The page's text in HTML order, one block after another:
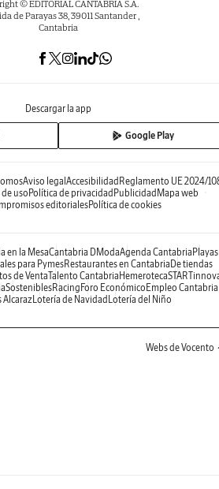
© EDITORIAL CANTABRIA S.A.
de Parayas 38, 39011 Santander ,
Cantabria
Descargar la app
Google Play
Aviso legalAccesibilidadReglamento UE 2024/
usoPolítica de privacidadPublicidadMapa web
editorialesPolítica de cookies
en la MesaCantabria DModaAgenda CantabriaPlayas
para PymesRestaurantes en CantabriaDe tiendas
de VentaTalento CantabriaHemeroteca
SosteniblesRacingForo EconómicoEmpleo Cantabria
AlcarazLotería de NavidadLotería del Niño
Webs de Vocento